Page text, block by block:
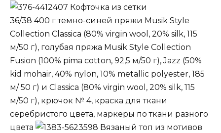
Кофточка из сетки
36/38 400 г темно-синей пряжи Musik Style
Collection Сlassica (80% virgin wool, 20% silk, 115
м/50 г), голубая пряжа Musik Style Collection
Fusion (100% pima cotton, 92,5 м/50 г), Jazz (50%
kid mohair, 40% nylon, 10% metallic polyester, 185
м/ 50 г) и Classica (80% virgin wool, 20% silk, 115
м/50 г), крючок № 4, краска для ткани
серебристого цвета, маркеры по ткани разного
цвета
Вязаный топ из мотивов